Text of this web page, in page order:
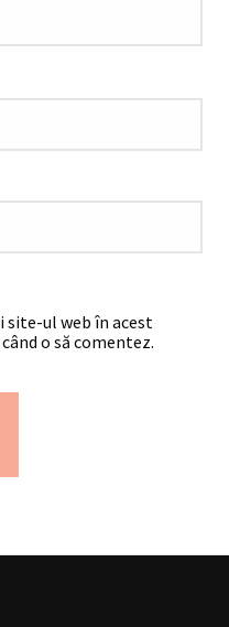
site-ul web în acest
o să comentez.